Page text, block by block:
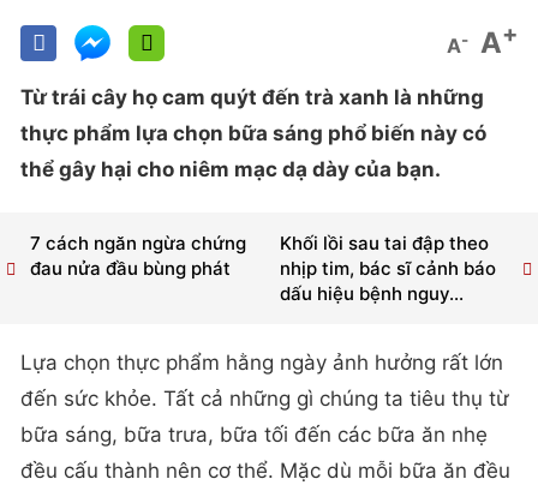
A- A+
Từ trái cây họ cam quýt đến trà xanh là những
thực phẩm lựa chọn bữa sáng phổ biến này có
thể gây hại cho niêm mạc dạ dày của bạn.
Khối lồi sau tai đập theo
nhịp tim, bác sĩ cảnh báo
dấu hiệu bệnh nguy...
7 cách ngăn ngừa chứng
đau nửa đầu bùng phát
Lựa chọn thực phẩm hằng ngày ảnh hưởng rất lớn
đến sức khỏe. Tất cả những gì chúng ta tiêu thụ từ
bữa sáng, bữa trưa, bữa tối đến các bữa ăn nhẹ
đều cấu thành nên cơ thể. Mặc dù mỗi bữa ăn đều